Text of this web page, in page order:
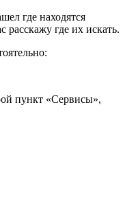
где находятся
где их искать.
пункт «Сервисы»,